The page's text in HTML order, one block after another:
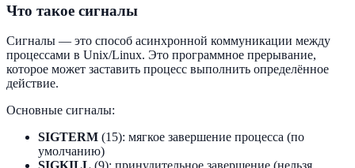
Что такое сигналы
Сигналы — это способ асинхронной коммуникации между
процессами в Unix/Linux. Это программное прерывание,
которое может заставить процесс выполнить определённое
действие.
Основные сигналы:
SIGTERM (15): мягкое завершение процесса (по
умолчанию)